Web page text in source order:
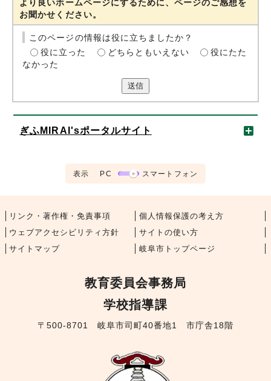
より良いホームページにするために、ページのご感想を
お聞かせください。
このページの情報は役に立ちましたか？
役に立った
どちらともいえない
役にたた
なかった
送信
ぎふMIRAI'sポータルサイト
表示 PC スマートフォン
リンク・著作権・免責事項
個人情報保護の考え方
ウェブアクセシビリティ方針
サイトの使い方
サイトマップ
岐阜市トップページ
教育委員会事務局
学校指導課
〒500-8701 岐阜市司町40番地1 市庁舎18階